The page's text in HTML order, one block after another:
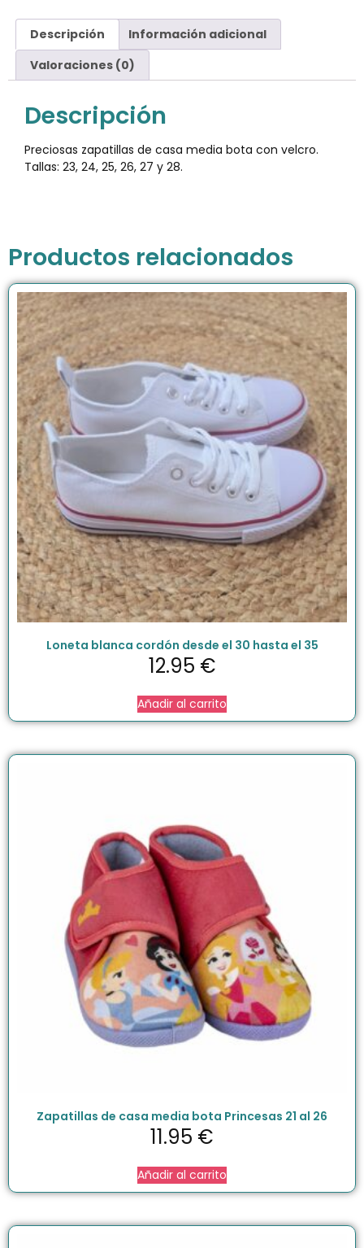
Descripción
Información adicional
Valoraciones (0)
Descripción
Preciosas zapatillas de casa media bota con velcro.
Tallas: 23, 24, 25, 26, 27 y 28.
Productos relacionados
Loneta blanca cordón desde el 30 hasta el 35
12.95 €
Añadir al carrito
Zapatillas de casa media bota Princesas 21 al 26
11.95 €
Añadir al carrito